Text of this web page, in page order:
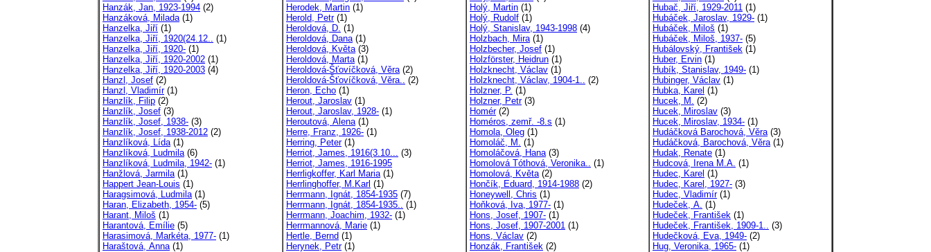
Hanzák, Jan, 1923-1994 (2)
Hanzáková, Milada(1)
Hanzelka, Jiří (1)
Hanzelka, Jiří, 1920(24.12.. (1)
Hanzelka, Jiří, 1920- (1)
Hanzelka, Jiří, 1920-2002 (1)
Hanzelka, Jiří, 1920-2003 (4)
Hanzl, Josef (2)
Hanzl, Vladimír(1)
Hanzlík, Filip (2)
Hanzlík, Josef (3)
Hanzlík, Josef, 1938- (3)
Hanzlík, Josef, 1938-2012 (2)
Hanzlíková, Lída(1)
Hanzlíková, Ludmila(6)
Hanzlíková, Ludmila, 1942- (1)
Hanžlová, Jarmila(1)
Happert Jean-Louis (1)
Haragsimová, Ludmila(1)
Haran, Elizabeth, 1954- (5)
Harant, Miloš (1)
Harantová, Emílie (5)
Harasimová, Markéta, 1977- (1)
Haraštová, Anna(1)
Herodek, Martin (1)
Herold, Petr(1)
Heroldová, D. (1)
Heroldová, Dana(1)
Heroldová, Květa(3)
Heroldová, Marta(1)
Heroldová-Šťovíčková, Věra(2)
Heroldová-Šťovíčková, Věra.. (2)
Heron, Echo (1)
Herout, Jaroslav (1)
Herout, Jaroslav, 1928- (1)
Heroutová, Alena(1)
Herre, Franz, 1926- (1)
Herring, Peter(1)
Herriot, James, 1916(3.10... (3)
Herriot, James, 1916-1995
Herrligkoffer, Karl Maria(1)
Herrlinghoffer, M.Karl (1)
Herrmann, Ignát, 1854-1935 (7)
Herrmann, Ignát, 1854-1935.. (1)
Herrmann, Joachim, 1932- (1)
Herrmannová, Marie (1)
Hertle, Bernd (1)
Herynek, Petr(1)
Holý, Martin (1)
Holý, Rudolf (1)
Holý, Stanislav, 1943-1998 (4)
Holzbach, Mira(1)
Holzbecher, Josef (1)
Holzförster, Heidrun (1)
Holzknecht, Václav (1)
Holzknecht, Václav, 1904-1.. (2)
Holzner, P. (1)
Holzner, Petr(3)
Homér(2)
Homéros, zemř. -8.s (1)
Homola, Oleg (1)
Homoláč, M. (1)
Homoláčová, Hana(3)
Homolová Tóthová, Veronika.. (1)
Homolová, Květa(2)
Hončík, Eduard, 1914-1988 (2)
Honeywell, Chris (1)
Hoňková, Iva, 1977- (1)
Hons, Josef, 1907- (1)
Hons, Josef, 1907-2001 (1)
Hons, Václav (2)
Honzák, František (2)
Hubač, Jiří, 1929-2011 (1)
Hubáček, Jaroslav, 1929- (1)
Hubáček, Miloš (1)
Hubáček, Miloš, 1937- (5)
Hubálovský, František (1)
Huber, Ervin (1)
Hubík, Stanislav, 1949- (1)
Hubinger, Václav (1)
Hubka, Karel (1)
Hucek, M. (2)
Hucek, Miroslav (3)
Hucek, Miroslav, 1934- (1)
Hudáčková Barochová, Věra(3)
Hudáčková, Barochová, Věra(1)
Hudak, Renate (1)
Hudcová, Irena M.A. (1)
Hudec, Karel (1)
Hudec, Karel, 1927- (3)
Hudec, Vladimír(1)
Hudeček, A. (1)
Hudeček, František (1)
Hudeček, František, 1909-1.. (3)
Hudečková, Eva, 1949- (2)
Hug, Veronika, 1965- (1)